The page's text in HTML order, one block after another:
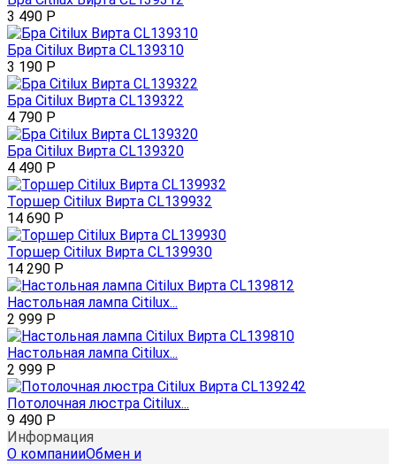
3 490 Р
Бра Citilux Вирта CL139310
3 190 Р
Бра Citilux Вирта CL139322
4 790 Р
Бра Citilux Вирта CL139320
4 490 Р
Торшер Citilux Вирта CL139932
14 690 Р
Торшер Citilux Вирта CL139930
14 290 Р
Настольная лампа Citilux...
2 999 Р
Настольная лампа Citilux...
2 999 Р
Потолочная люстра Citilux...
9 490 Р
Информация
О компанииОбмен и